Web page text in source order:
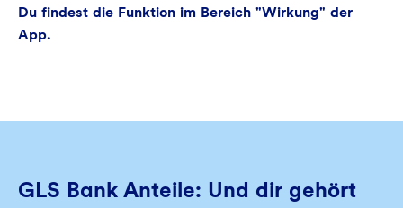
Du findest die Funktion im Bereich "Wirkung" der
App.
GLS Bank Anteile: Und dir gehört